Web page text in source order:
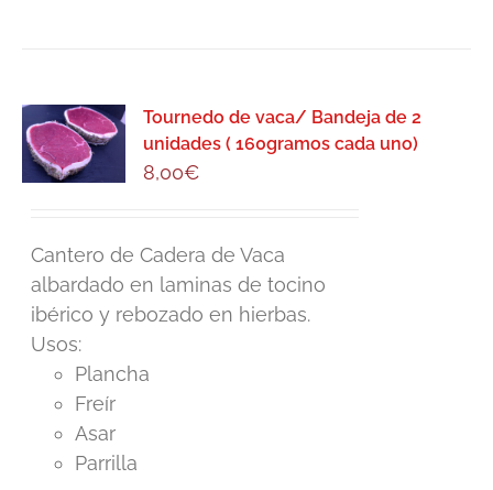
Las
opciones
se
en
la
página
Tournedo de vaca/ Bandeja de 2
unidades ( 160gramos cada uno)
8,00€
Cantero de Cadera de Vaca
albardado en laminas de tocino
ibérico y rebozado en hierbas.
Usos:
Plancha
Freír
Asar
Parrilla